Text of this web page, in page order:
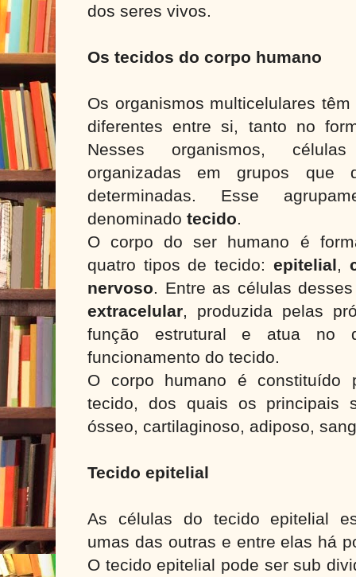
dos seres vivos.
Os tecidos do corpo humano
Os organismos multicelulares
diferentes entre si, tanto no
Nesses organismos,
organizadas em grupos que
determinadas. Esse
denominado tecido.
O corpo do ser humano é
quatro tipos de tecido: epitelial,
nervoso. Entre as células
extracelular, produzida pelas
função estrutural e atua no
funcionamento do tecido.
O corpo humano é constituído
tecido, dos quais os principais
ósseo, cartilaginoso, adiposo,
Tecido epitelial
As células do tecido epitelial
umas das outras e entre elas há
O tecido epitelial pode ser sub